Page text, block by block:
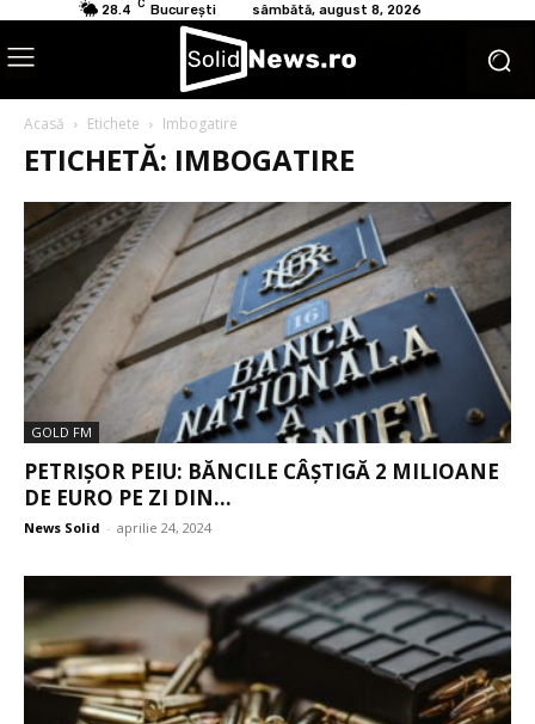
28.4 C București sâmbătă, august 8, 2026
Acasă Etichete Imbogatire
ETICHETĂ: IMBOGATIRE
GOLD FM
PETRIȘOR PEIU: BĂNCILE CÂȘTIGĂ 2 MILIOANE
DE EURO PE ZI DIN...
News Solid - aprilie 24, 2024